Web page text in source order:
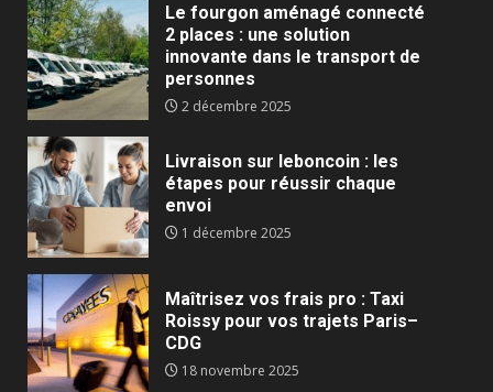
Le fourgon aménagé connecté
2 places : une solution
innovante dans le transport de
personnes
2 décembre 2025
Livraison sur leboncoin : les
étapes pour réussir chaque
envoi
1 décembre 2025
Maîtrisez vos frais pro : Taxi
Roissy pour vos trajets Paris–
CDG
18 novembre 2025